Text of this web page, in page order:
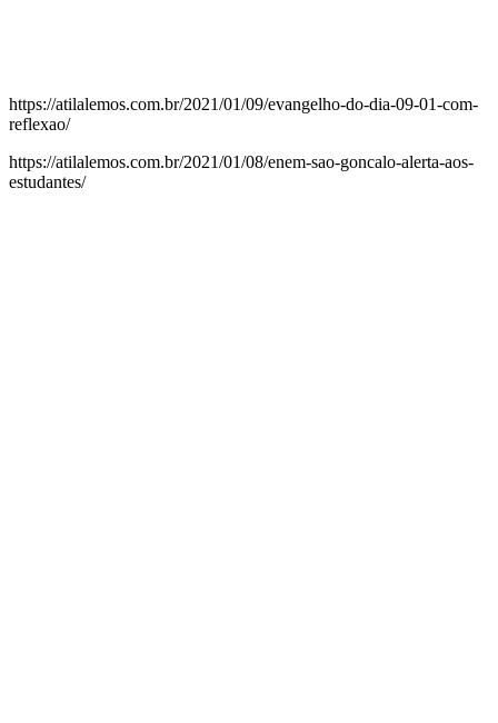
https://atilalemos.com.br/2021/01/09/evangelho-do-dia-09-01-com-
reflexao/
https://atilalemos.com.br/2021/01/08/enem-sao-goncalo-alerta-aos-
estudantes/